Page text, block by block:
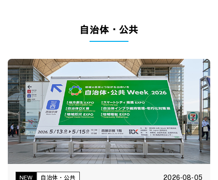
自治体・公共
NEW 自治体・公共 2026-08-05